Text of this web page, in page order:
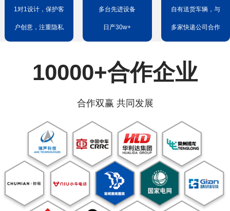
1对1设计，保护客
户创意，注重隐私
多台先进设备
日产30w+
自有送货车辆，与
多家快递公司合作
10000+合作企业
合作双赢 共同发展